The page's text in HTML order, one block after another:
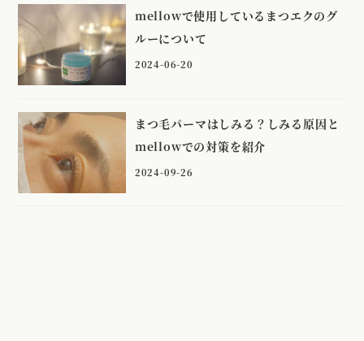
mellowで使用しているまつエクのグ
ルーについて
2024-06-20
まつ毛パーマはしみる？しみる原因と
mellowでの対策を紹介
2024-09-26